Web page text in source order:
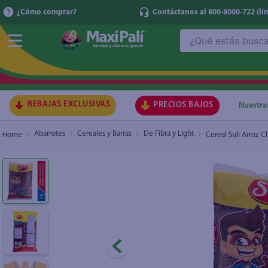
¿Cómo comprar? Contáctanos al 800-8000-722
REBAJAS EXCLUSIVAS PRECIOS BAJOS
Abarrotes Cereales y Barras De Fibra y Light Cereal Suli Arroz
Cereal Suli Arroz Chocolate - 500 g
1.
2.
7.
8.
9.